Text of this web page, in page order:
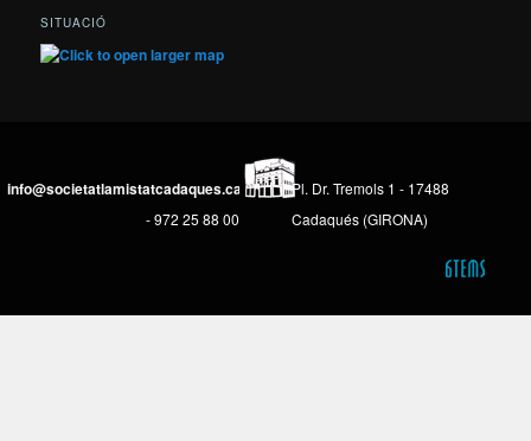
SITUACIÓ
info@societatlamistatcadaques.cat
- 972 25 88 00
Pl. Dr. Tremols 1 - 17488
Cadaqués (GIRONA)